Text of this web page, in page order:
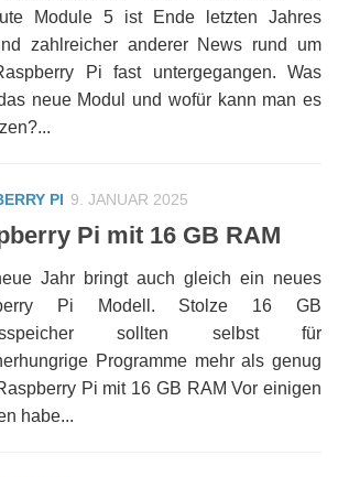
Module 5 ist Ende letzten Jahres
zahlreicher anderer News rund um
Pi fast untergegangen. Was
neue Modul und wofür kann man es
PI 9. JANUAR 2025
Pi mit 16 GB RAM
Jahr bringt auch gleich ein neues
Pi Modell. Stolze 16 GB
sollten selbst für
Programme mehr als genug
Pi mit 16 GB RAM Vor einigen
habe...